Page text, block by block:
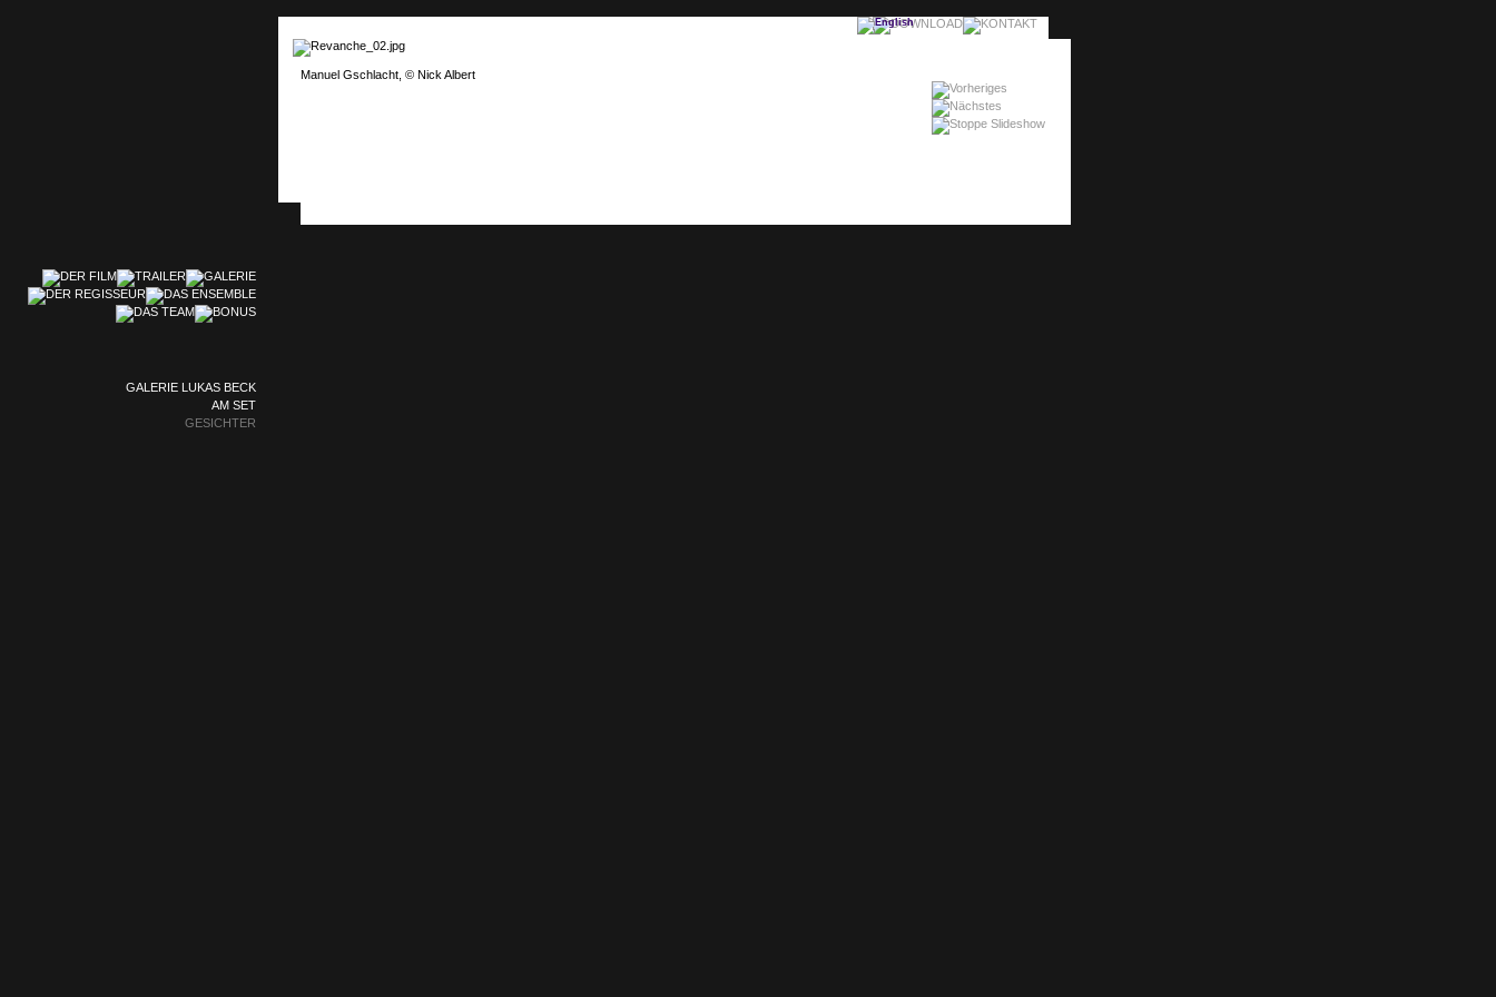
GALERIE LUKAS BECK
AM SET
GESICHTER
Manuel Gschlacht, © Nick Albert